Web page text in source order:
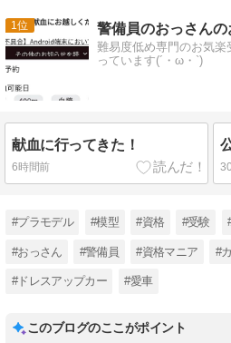
1 警備員のおっさん
難易度低め専門のお気
っています(´・ω・`)
献血に行ってきた！
6時間前
#プラモデル #模型 #資格 #受験
#おっさん #警備員 #資格マニア #
#ドレスアップカー #愛車
このブログのここがポイント